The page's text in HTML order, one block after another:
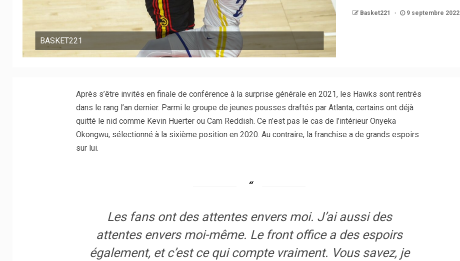
BASKET221
Basket221 9 septembre 2022
Après s’être invités en finale de conférence à la surprise générale en 2021, les Hawks sont rentrés
dans le rang l’an dernier. Parmi le groupe de jeunes pousses draftés par Atlanta, certains ont déjà
quitté le nid comme Kevin Huerter ou Cam Reddish. Ce n’est pas le cas de l’intérieur Onyeka
Okongwu, sélectionné à la sixième position en 2020. Au contraire, la franchise a de grands espoirs
sur lui.
Les fans ont des attentes envers moi. J’ai aussi des
attentes envers moi-même. Le front office a des espoirs
également, et c’est ce qui compte vraiment. Vous savez, je